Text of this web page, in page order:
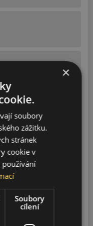
×
soubory
zážitku.
stránek
cookie v
používání
Soubory
cílení